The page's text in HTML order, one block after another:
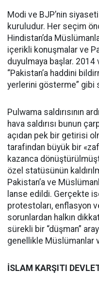
Modi ve BJP’nin
kuruludur. Her seçim
Hindistan’da
içerikli konuşmalar ve
duyulmaya başlar.
“Pakistan’a haddini
yerlerini gösterme” gibi
Pulwama saldırısının
hava saldırısı bunun
açıdan pek bir getirisi
tarafindan büyük bir
kazanca
özel statüsünün
Pakistan’a ve
lanse edildi. Gerçekte
protestoları, enflasyon
sorunlardan halkın
sürekli bir “düşman”
genellikle Müslümanlar
İSLAM KARŞITI